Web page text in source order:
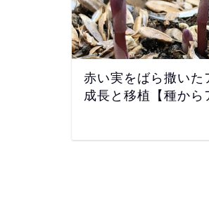
赤い実をばら撒いた
成長と移植【種から